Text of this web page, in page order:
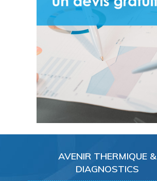
AVENIR THERMIQUE &
DIAGNOSTICS